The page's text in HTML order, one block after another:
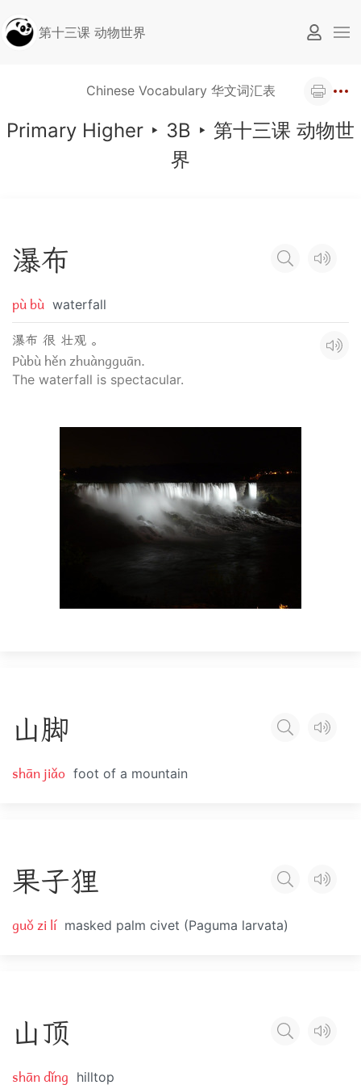
第十三课 动物世界
Chinese Vocabulary 华文词汇表
Primary Higher ‣ 3B ‣ 第十三课 动物世
界
瀑布
pù bù waterfall
瀑布 很 壮观 。
Pùbù hěn zhuàngguān.
The waterfall is spectacular.
山脚
shān jiǎo foot of a mountain
果子狸
guǒ zi lí masked palm civet (Paguma larvata)
山顶
shān dǐng hilltop